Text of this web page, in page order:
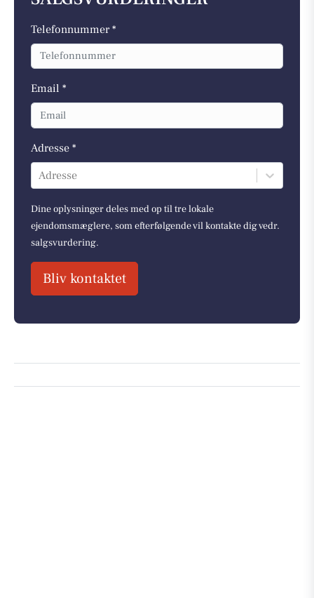
Telefonnummer *
Email *
Adresse *
Adresse
Dine oplysninger deles med op til tre lokale
ejendomsmæglere, som efterfølgende vil kontakte dig vedr.
salgsvurdering.
Bliv kontaktet